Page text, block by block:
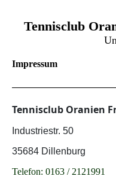
Tennisclub
Impressum
Tennisclub Oranien
Industriestr. 50
35684 Dillenburg
Telefon: 0163 / 2121991